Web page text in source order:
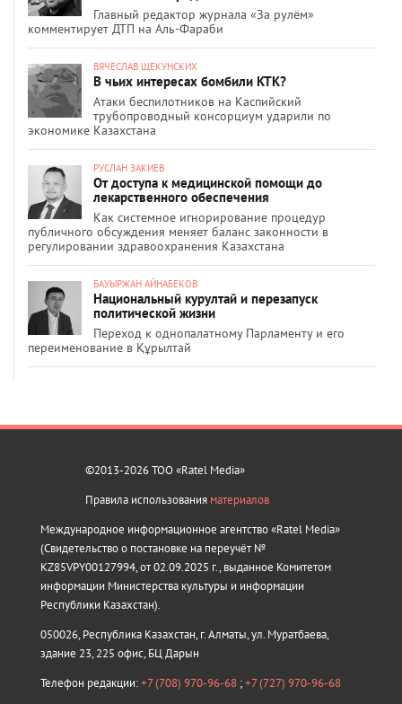
Главный редактор журнала «За рулём»
комментирует ДТП на Аль-Фараби
ВЯЧЕСЛАВ ЩЕКУНСКИХ
В чьих интересах бомбили КТК?
Атаки беспилотников на Каспийский
трубопроводный консорциум ударили по
экономике Казахстана
РУСЛАН ЗАКИЕВ
От доступа к медицинской помощи до
лекарственного обеспечения
Как системное игнорирование процедур
публичного обсуждения меняет баланс законности в
регулировании здравоохранения Казахстана
БАУЫРЖАН АЙНАБЕКОВ
Национальный курултай и перезапуск
политической жизни
Переход к однопалатному Парламенту и его
переименование в Құрылтай
©2013-2026 ТОО «Ratel Media»
Правила использования материалов
Международное информационное агентство «Ratel Media»
(Свидетельство о постановке на переучёт №
KZ85VPY00127994, от 02.09.2025 г., выданное Комитетом
информации Министерства культуры и информации
Республики Казахстан).
050026, Республика Казахстан, г. Алматы, ул. Муратбаева,
здание 23, 225 офис, БЦ Дарын
Телефон редакции:+7 (708) 970-96-68 ;+7 (727) 970-96-68